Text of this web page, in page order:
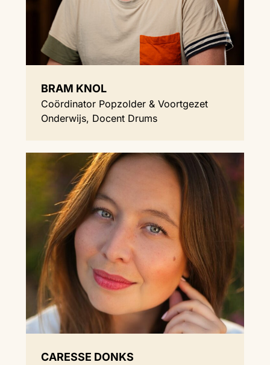
BRAM KNOL
Coördinator Popzolder & Voortgezet
Onderwijs, Docent Drums
CARESSE DONKS